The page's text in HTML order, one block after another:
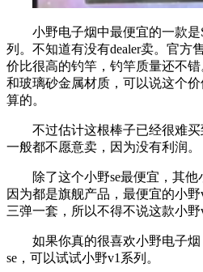
小野电子烟中最便宜的一款是
列。不知道有没有dealer卖。官方
价比很高的钓竿，钓竿质量还不
和玻璃砂金属材质，可以说这个
算的。
不过估计这根棒子已经很难
一般都不愿意卖，因为没有利润。
除了这个小野se最便宜，其
因为都是旗舰产品，最便宜的小
三弹一套，所以不得不说这款小野
如果你真的很喜欢小野电子
se，可以试试小野v1系列。